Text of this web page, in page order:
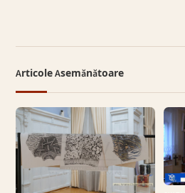
Articole Asemănătoare